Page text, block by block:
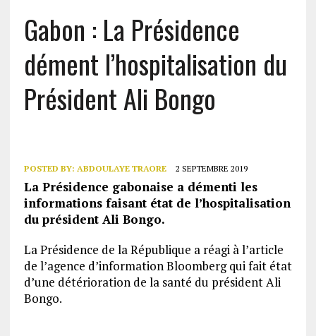
Gabon : La Présidence
dément l’hospitalisation du
Président Ali Bongo
POSTED BY: ABDOULAYE TRAORE 2 SEPTEMBRE 2019
La Présidence gabonaise a démenti les
informations faisant état de l’hospitalisation
du président Ali Bongo.
La Présidence de la République a réagi à l’article
de l’agence d’information Bloomberg qui fait état
d’une détérioration de la santé du président Ali
Bongo.